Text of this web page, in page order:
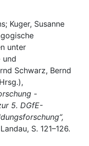
Kuger, Susanne
unter
und
Schwarz, Bernd
-
5. DGfE-
S. 121–126.